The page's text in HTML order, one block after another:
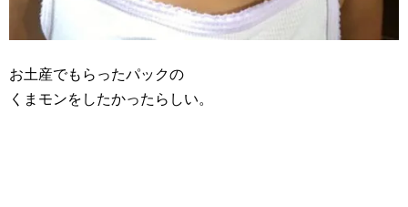
お土産でもらったパックの
くまモンをしたかったらしい。